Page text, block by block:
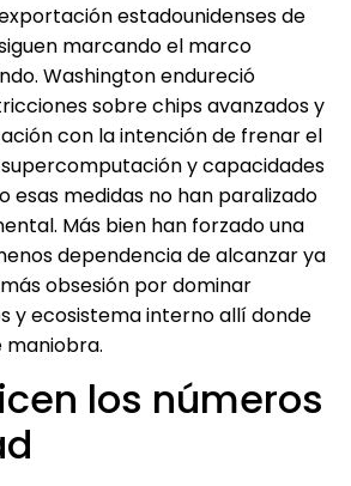
estadounidenses de
marcando el marco
Washington endureció
sobre chips avanzados y
con la intención de frenar el
y capacidades
esas medidas no han paralizado
Más bien han forzado una
dependencia de alcanzar ya
obsesión por dominar
y ecosistema interno allí donde
maniobra.
los números